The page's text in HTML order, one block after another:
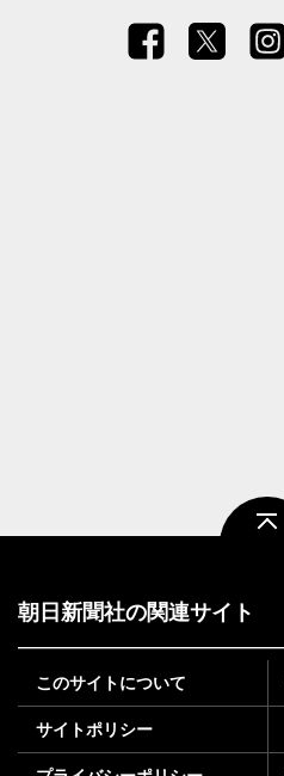
朝日新聞社の関連サイト
このサイトについて
サイトポリシー